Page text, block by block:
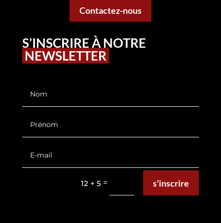
Contactez-nous
S’INSCRIRE À NOTRE
NEWSLETTER
12 + 5 = s'inscrire